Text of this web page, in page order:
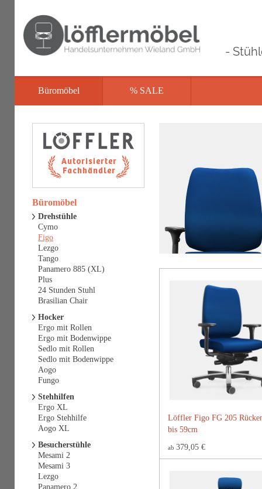
-
Büromöbel % SALE
Löffler Figo FG 205
bis 59cm
ab 379,05 €
Büromöbel
Drehstühle
Cymo
Figo
Lezgo
Tango
Panamero 885 (XL)
Plus
24 Stunden Stuhl
Brasilian Chair
Hocker
Ergo mit Rollen
Ergo mit Bodenwippe
Sedlo mit Rollen
Sedlo mit Bodenwippe
Aogo
Fungo
Stehhilfen
Ergo XL
Ergo Stehhilfe
Aogo XL
Besucherstühle
Mesami 2
Mesami 3
Lezgo
Panamero 2